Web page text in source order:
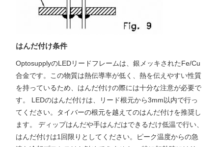
はんだ付け条件
OptosupplyのLEDリードフレームは、銀メッキされたFe/Cu
合金です。この物質は熱伝導率が低く、熱を伝えやすい性質
を持っているため、はんだ付けの際には十分な注意が必要で
す。 LEDのはんだ付けは、リード根元から3mm以内で行っ
てください。タイバーの根元を越えてのはんだ付けを推奨し
ます。 ディップはんだや手はんだはできるだけ低温で行い、
はんだ付けは1回限りとしてください。ピーク温度からの急